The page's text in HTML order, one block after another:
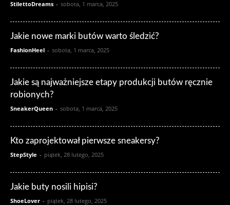
StilettoDreams - sobota, 1 marca, 2025
Jakie nowe marki butów warto śledzić?
FashionHeel - sobota, 1 marca, 2025
Jakie są najważniejsze etapy produkcji butów ręcznie
robionych?
SneakerQueen - sobota, 1 marca, 2025
Kto zaprojektował pierwsze sneakersy?
StepStyle - piątek, 28 lutego, 2025
Jakie buty nosili hipisi?
ShoeLover - piątek, 28 lutego, 2025